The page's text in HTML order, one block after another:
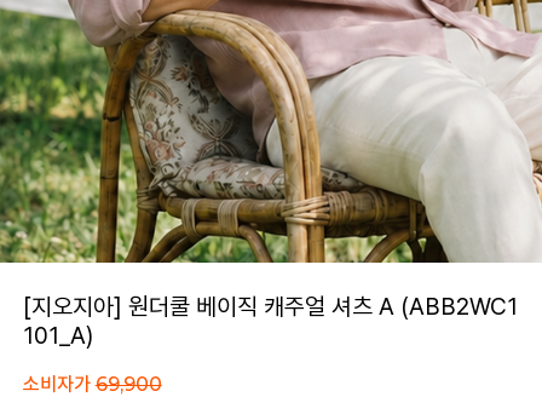
[지오지아] 원더쿨 베이직 캐주얼 셔츠 A (ABB2WC1
101_A)
소비자가69,900